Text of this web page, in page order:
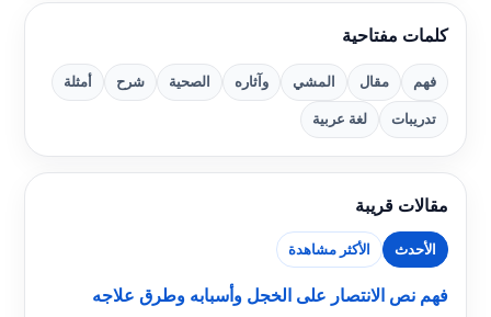
كلمات مفتاحية
فهم مقال المشي وآثاره الصحية شرح أمثلة
تدريبات لغة عربية
مقالات قريبة
الأحدث الأكثر مشاهدة
فهم نص الانتصار على الخجل وأسبابه وطرق علاجه